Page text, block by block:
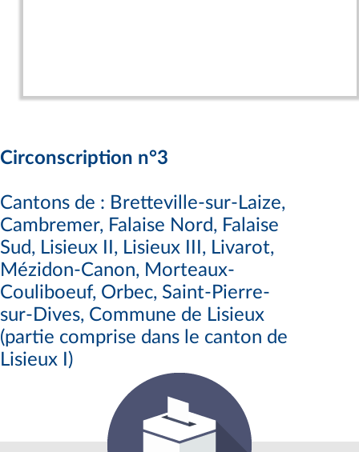
Circonscription n°3
Cantons de : Bretteville-sur-Laize,
Cambremer, Falaise Nord, Falaise
Sud, Lisieux II, Lisieux III, Livarot,
Mézidon-Canon, Morteaux-
Couliboeuf, Orbec, Saint-Pierre-
sur-Dives, Commune de Lisieux
(partie comprise dans le canton de
Lisieux I)